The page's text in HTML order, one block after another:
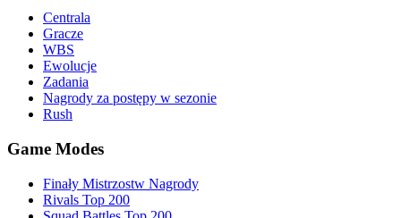
Centrala
Gracze
WBS
Ewolucje
Zadania
Nagrody za postępy w sezonie
Rush
Game Modes
Finały Mistrzostw Nagrody
Rivals Top 200